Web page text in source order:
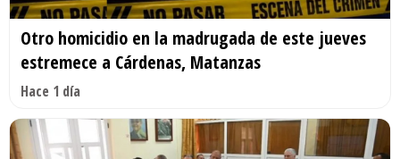
Otro homicidio en la madrugada de este jueves
estremece a Cárdenas, Matanzas
Hace 1 día